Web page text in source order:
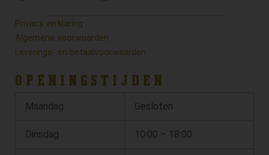
Privacy verklaring
Algemene voorwaarden
Leverings- en betaalvoorwaarden
OPENINGSTIJDEN
Maandag Gesloten
Dinsdag 10:00 – 18:00